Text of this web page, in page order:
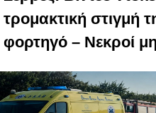
τρομακτική στιγμή
φορτηγό – Νεκροί